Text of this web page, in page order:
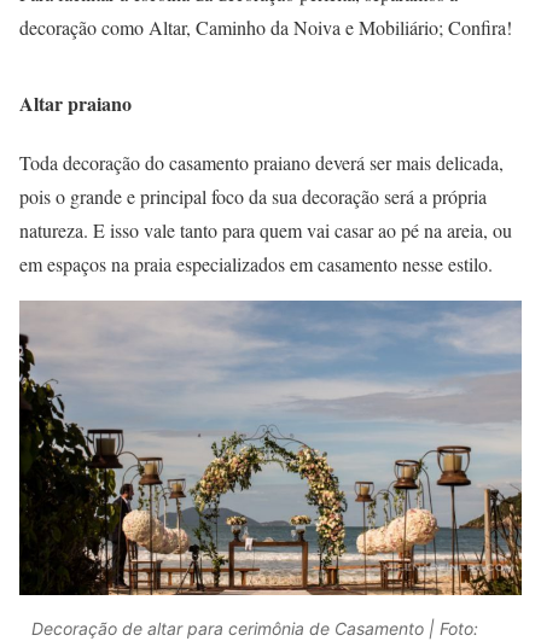
decoração como Altar, Caminho da Noiva e Mobiliário; Confira!
Altar praiano
Toda decoração do casamento praiano deverá ser mais delicada,
pois o grande e principal foco da sua decoração será a própria
natureza. E isso vale tanto para quem vai casar ao pé na areia, ou
em espaços na praia especializados em casamento nesse estilo.
Decoração de altar para cerimônia de Casamento | Foto: